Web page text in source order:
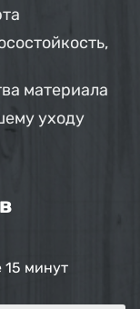
материала
уходу
15 минут